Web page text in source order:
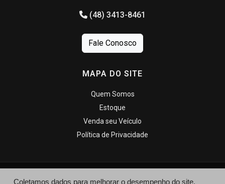
(48) 3413-8461
Fale Conosco
MAPA DO SITE
Quem Somos
Estoque
Venda seu Veículo
Política de Privacidade
Coletamos dados para melhorar o desempenho do site,